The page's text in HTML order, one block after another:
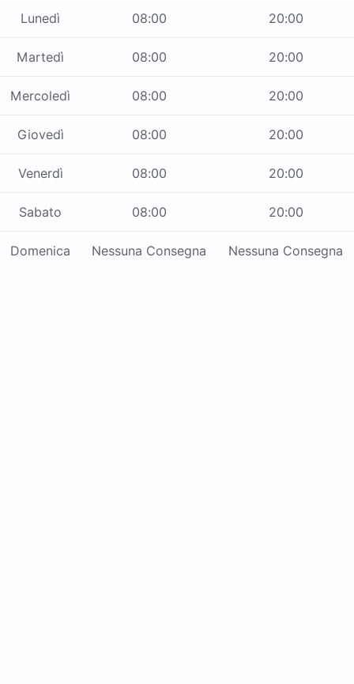
Lunedì 08:00 20:00
Martedì 08:00 20:00
Mercoledì 08:00 20:00
Giovedì 08:00 20:00
Venerdì 08:00 20:00
Sabato 08:00 20:00
Domenica Nessuna Consegna Nessuna Consegna